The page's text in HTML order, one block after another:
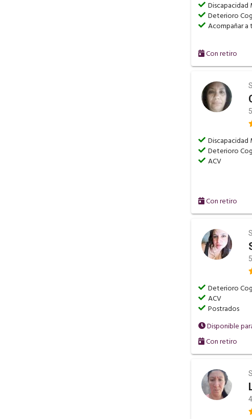
Discapacidad
Deterioro
Acompañar a
Con retiro
Discapacidad
Deterioro
ACV
Con retiro
Deterioro
ACV
Postrados
Disponible
Con retiro